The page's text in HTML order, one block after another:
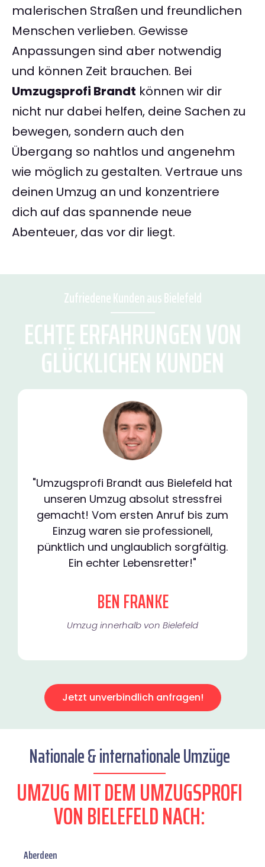
malerischen Straßen und freundlichen
Menschen verlieben. Gewisse
Anpassungen sind aber notwendig
und können Zeit brauchen. Bei
Umzugsprofi Brandt können wir dir
nicht nur dabei helfen, deine Sachen zu
bewegen, sondern auch den
Übergang so nahtlos und angenehm
wie möglich zu gestalten. Vertraue uns
deinen Umzug an und konzentriere
dich auf das spannende neue
Abenteuer, das vor dir liegt.
Zufriedene Kunden aus Bielefeld
ECHTE ERFAHRUNGEN VON
GLÜCKLICHEN KUNDEN
"Umzugsprofi Brandt aus Bielefeld hat
unseren Umzug absolut stressfrei
gemacht! Vom ersten Anruf bis zum
Einzug waren sie professionell,
pünktlich und unglaublich sorgfältig.
Ein echter Lebensretter!"
BEN FRANKE
Umzug innerhalb von Bielefeld​
Jetzt unverbindlich anfragen!
Nationale & internationale Umzüge
UMZUG MIT DEM UMZUGSPROFI
VON BIELEFELD NACH:
Aberdeen